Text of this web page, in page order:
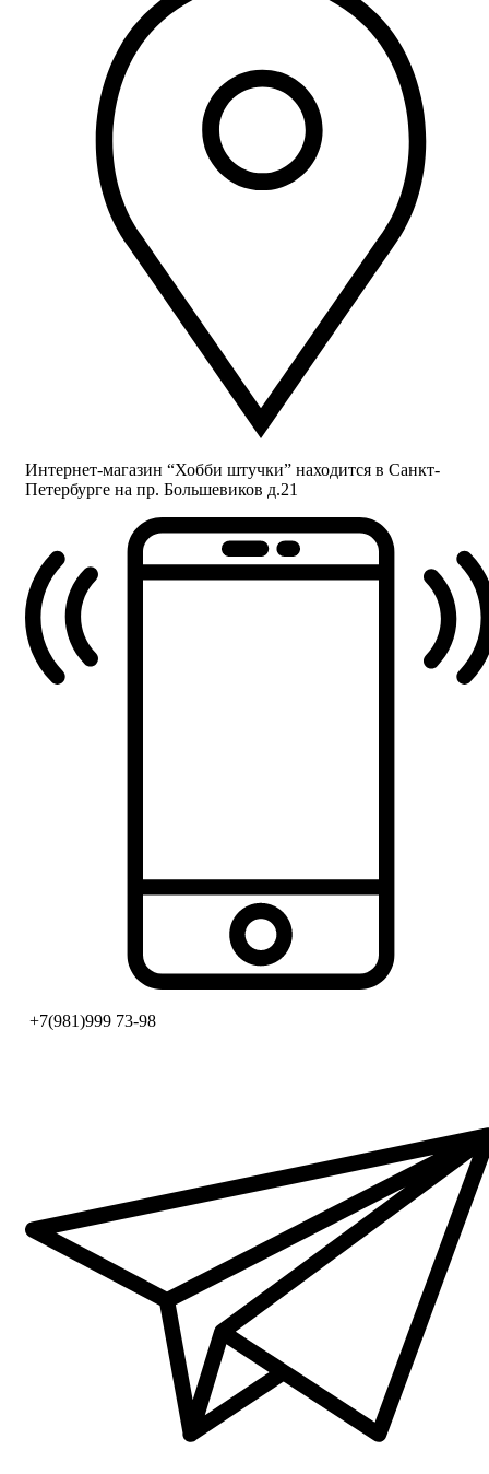
Интернет-магазин “Хобби штучки” находится в Санкт-
Петербурге на пр. Большевиков д.21
+7(981)999 73-98